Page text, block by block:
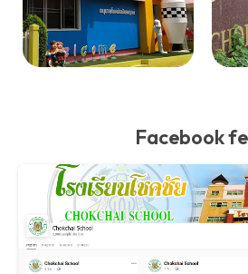
Facebook